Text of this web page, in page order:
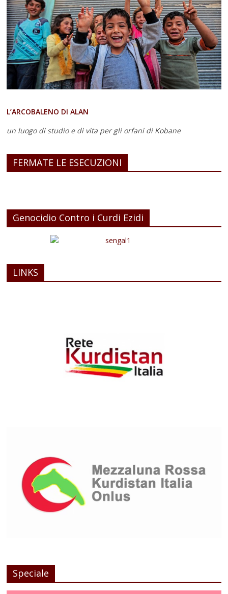
L’ARCOBALENO DI ALAN
un luogo di studio e di vita per gli orfani di Kobane
FERMATE LE ESECUZIONI
Genocidio Contro i Curdi Ezidi
LINKS
Speciale